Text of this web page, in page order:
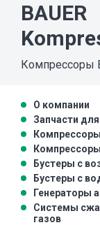
BAUER
Компрессоры
О компании
Запчасти
Бустеры с
Бустеры с
Генераторы
Системы
газов